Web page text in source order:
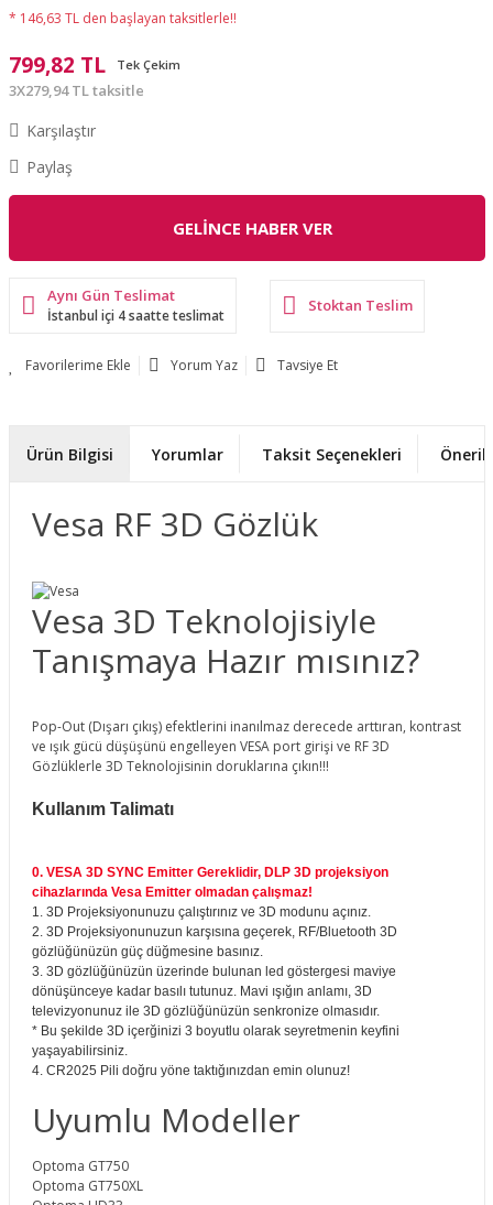
* 146,63 TL den başlayan taksitlerle!!
799,82 TL Tek Çekim
3X279,94 TL taksitle
Karşılaştır
Paylaş
GELİNCE HABER VER
Aynı Gün Teslimat
İstanbul içi 4 saatte teslimat
Stoktan Teslim
Yorum Yaz Tavsiye Et
Ürün Bilgisi Yorumlar Taksit Seçenekleri
Vesa RF 3D Gözlük
Vesa 3D Teknolojisiyle
Tanışmaya Hazır mısınız?
Pop-Out (Dışarı çıkış) efektlerini inanılmaz derecede arttıran, kontrast
ve ışık gücü düşüşünü engelleyen VESA port girişi ve RF 3D
Gözlüklerle 3D Teknolojisinin doruklarına çıkın!!!
Kullanım Talimatı
0. VESA 3D SYNC Emitter Gereklidir, DLP 3D projeksiyon
cihazlarında Vesa Emitter olmadan çalışmaz!
1. 3D Projeksiyonunuzu çalıştırınız ve 3D modunu açınız.
2. 3D Projeksiyonunuzun karşısına geçerek, RF/Bluetooth 3D
gözlüğünüzün güç düğmesine basınız.
3. 3D gözlüğünüzün üzerinde bulunan led göstergesi maviye
dönüşünceye kadar basılı tutunuz. Mavi ışığın anlamı, 3D
televizyonunuz ile 3D gözlüğünüzün senkronize olmasıdır.
* Bu şekilde 3D içerğinizi 3 boyutlu olarak seyretmenin keyfini
yaşayabilirsiniz.
4. CR2025 Pili doğru yöne taktığınızdan emin olunuz!
Uyumlu Modeller
Optoma GT750
Optoma GT750XL